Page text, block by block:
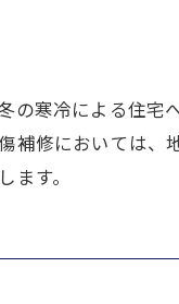
寒冷による住宅
補修においては、
す。